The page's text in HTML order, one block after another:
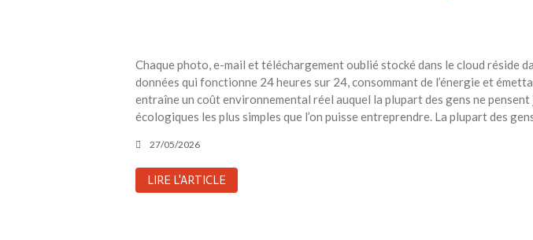
Chaque photo, e-mail et téléchargement oublié stocké dans le cloud réside
données qui fonctionne 24 heures sur 24, consommant de l’énergie et
entraîne un coût environnemental réel auquel la plupart des gens ne
écologiques les plus simples que l’on puisse entreprendre. La plupart des
27/05/2026
LIRE L'ARTICLE